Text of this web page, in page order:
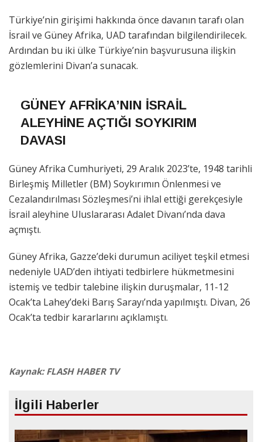
Türkiye’nin girişimi hakkında önce davanın tarafı olan
İsrail ve Güney Afrika, UAD tarafından bilgilendirilecek.
Ardından bu iki ülke Türkiye’nin başvurusuna ilişkin
gözlemlerini Divan’a sunacak.
GÜNEY AFRİKA’NIN İSRAİL
ALEYHİNE AÇTIĞI SOYKIRIM
DAVASI
Güney Afrika Cumhuriyeti, 29 Aralık 2023’te, 1948 tarihli
Birleşmiş Milletler (BM) Soykırımın Önlenmesi ve
Cezalandırılması Sözleşmesi’ni ihlal ettiği gerekçesiyle
İsrail aleyhine Uluslararası Adalet Divanı’nda dava
açmıştı.
Güney Afrika, Gazze’deki durumun aciliyet teşkil etmesi
nedeniyle UAD’den ihtiyati tedbirlere hükmetmesini
istemiş ve tedbir talebine ilişkin duruşmalar, 11-12
Ocak’ta Lahey’deki Barış Sarayı’nda yapılmıştı. Divan, 26
Ocak’ta tedbir kararlarını açıklamıştı.
Kaynak: FLASH HABER TV
İlgili Haberler